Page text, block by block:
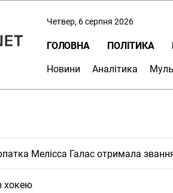
Четвер, 6 серпня 2026
ГОЛОВНА ПОЛІТИКА
Новини Аналітика
Мелісса Галас отримала
хокею